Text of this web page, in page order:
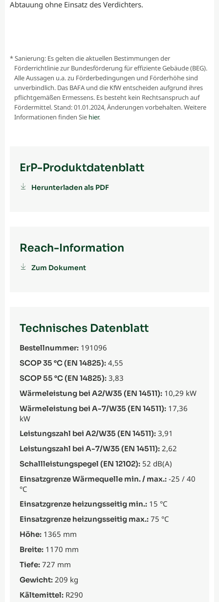
Abtauung ohne Einsatz des Verdichters.
* Sanierung: Es gelten die aktuellen Bestimmungen der
Förderrichtlinie zur Bundesförderung für effiziente Gebäude (BEG).
Alle Aussagen u.a. zu Förderbedingungen und Förderhöhe sind
unverbindlich. Das BAFA und die KfW entscheiden aufgrund ihres
pflichtgemäßen Ermessens. Es besteht kein Rechtsanspruch auf
Fördermittel. Stand: 01.01.2024, Änderungen vorbehalten. Weitere
Informationen finden Sie hier.
ErP-Produktdatenblatt
Herunterladen als PDF
Reach-Information
Zum Dokument
Technisches Datenblatt
Bestellnummer: 191096
SCOP 35 °C (EN 14825): 4,55
SCOP 55 °C (EN 14825): 3,83
Wärmeleistung bei A2/W35 (EN 14511): 10,29 kW
Wärmeleistung bei A-7/W35 (EN 14511): 17,36
kW
Leistungszahl bei A2/W35 (EN 14511): 3,91
Leistungszahl bei A-7/W35 (EN 14511): 2,62
Schallleistungspegel (EN 12102): 52 dB(A)
Einsatzgrenze Wärmequelle min. / max.: -25 / 40
°C
Einsatzgrenze heizungsseitig min.: 15 °C
Einsatzgrenze heizungsseitig max.: 75 °C
Höhe: 1365 mm
Breite: 1170 mm
Tiefe: 727 mm
Gewicht: 209 kg
Kältemittel: R290